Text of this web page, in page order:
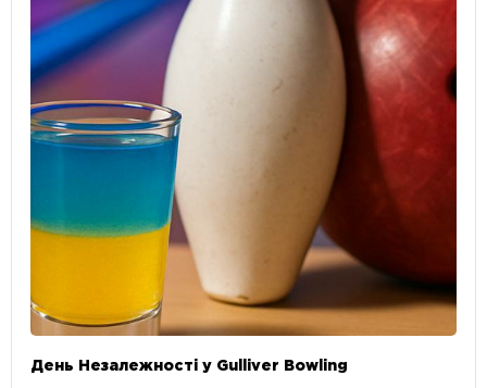
День Незалежності у Gulliver Bowling